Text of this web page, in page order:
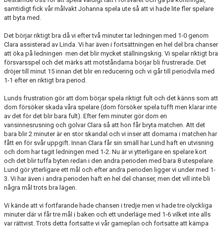
samtidigt fick vår målvakt Johanna spela ute så att vi hade lite fler spelare
att byta med.
Det börjar riktigt bra då vi efter två minuter tar ledningen med 1-0 genom
Clara assisterad av Linda. Vi har även i fortsättningen en hel del bra chanser
att öka på ledningen men det blir mycket ställningskrig. Vi spelar riktigt bra
försvarsspel och det märks att motståndarna börjar bli frustrerade. Det
dröjer till minut 15 innan det blir en reducering och vi går till periodvila med
1-1 efter en riktigt bra period.
Lunds frustration gör att dom börjar spela riktigt fult och det känns som att
dom försöker skada våra spelare (dom försöker spela tufft men klarar inte
av det för det blir bara fult). Efter fem minuter gör dom en
vansinnesrusning och golvar Clara så att hon får bryta matchen. Att det
bara blir 2 minuter är en stor skandal och vi inser att domarna i matchen har
fått en för svår uppgift. Innan Clara får sin smäll har Lund haft en utvisning
och dom har tagit ledningen med 1-2. Nu är vi ytterligare en spelare kort
och det blir tuffa byten redan i den andra perioden med bara 8 utespelare.
Lund gör ytterligare ett mål och efter andra perioden ligger vi under med 1-
3. Vi har även i andra perioden haft en hel del chanser, men det vill inte bli
några mål trots bra lägen.
Vi kände att vi fortfarande hade chansen i tredje men vi hade tre olyckliga
minuter där vi får tre mål i baken och ett underläge med 1-6 vilket inte alls
var rättvist. Trots detta fortsatte vi vår gameplan och fortsatte att kämpa